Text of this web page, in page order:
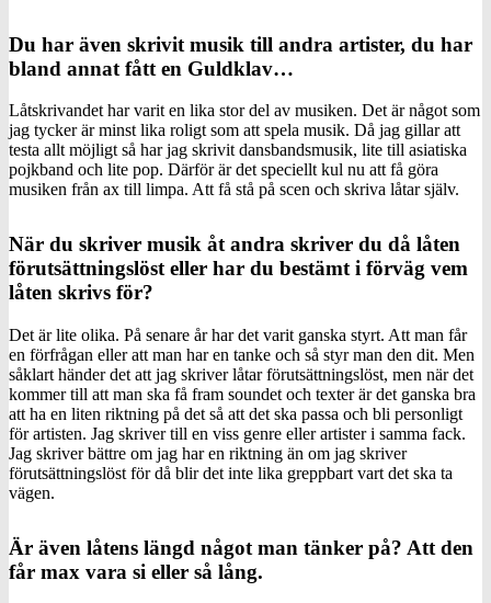
Du har även skrivit musik till andra artister, du har
bland annat fått en Guldklav…
Låtskrivandet har varit en lika stor del av musiken. Det är något som
jag tycker är minst lika roligt som att spela musik. Då jag gillar att
testa allt möjligt så har jag skrivit dansbandsmusik, lite till asiatiska
pojkband och lite pop. Därför är det speciellt kul nu att få göra
musiken från ax till limpa. Att få stå på scen och skriva låtar själv.
När du skriver musik åt andra skriver du då låten
förutsättningslöst eller har du bestämt i förväg vem
låten skrivs för?
Det är lite olika. På senare år har det varit ganska styrt. Att man får
en förfrågan eller att man har en tanke och så styr man den dit. Men
såklart händer det att jag skriver låtar förutsättningslöst, men när det
kommer till att man ska få fram soundet och texter är det ganska bra
att ha en liten riktning på det så att det ska passa och bli personligt
för artisten. Jag skriver till en viss genre eller artister i samma fack.
Jag skriver bättre om jag har en riktning än om jag skriver
förutsättningslöst för då blir det inte lika greppbart vart det ska ta
vägen.
Är även låtens längd något man tänker på? Att den
får max vara si eller så lång.